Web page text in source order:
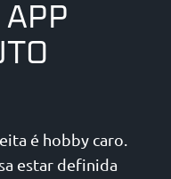
APP
é hobby caro.
estar definida